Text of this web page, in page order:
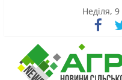
Неділя,